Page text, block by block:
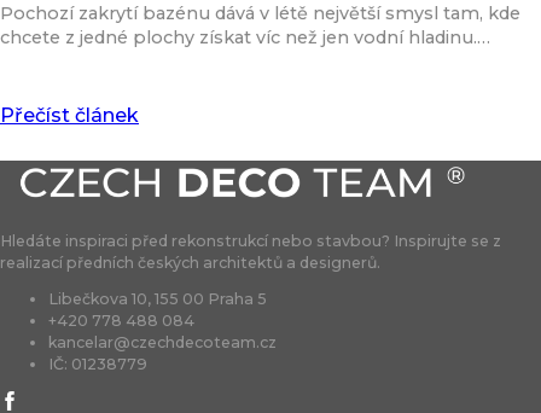
Pochozí zakrytí bazénu dává v létě největší smysl tam, kde
chcete z jedné plochy získat víc než jen vodní hladinu.…
Přečíst článek
Hledáte inspiraci před rekonstrukcí nebo stavbou? Inspirujte se z
realizací předních českých architektů a designerů.
Libečkova 10, 155 00 Praha 5
+420 778 488 084
kancelar@czechdecoteam.cz
IČ: 01238779